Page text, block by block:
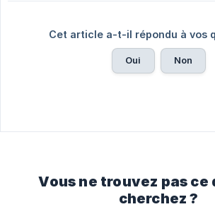
Cet article a-t-il répondu à vos
Oui Non
Vous ne trouvez pas ce
cherchez ?